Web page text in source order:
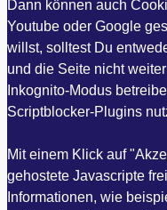
Dann können auch
Youtube oder Google
willst, solltest Du
und die Seite nicht
Inkognito-Modus
Scriptblocker-Plugins
Mit einem Klick auf
gehostete Javascripte
Informationen, wie